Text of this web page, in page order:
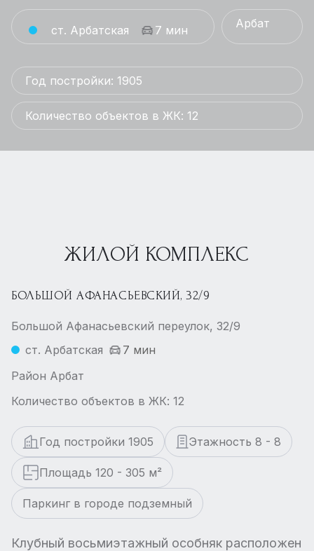
ст. Арбатская 7 мин Арбат
Год постройки: 1905
Количество объектов в ЖК: 12
ЖИЛОЙ КОМПЛЕКС
БОЛЬШОЙ АФАНАСЬЕВСКИЙ, 32/9
Большой Афанасьевский переулок, 32/9
ст. Арбатская
7 мин
Район Арбат
Количество объектов в ЖК: 12
Год постройки 1905 Этажность 8 - 8
Площадь 120 - 305 м²
Паркинг в городе подземный
Клубный восьмиэтажный особняк расположен